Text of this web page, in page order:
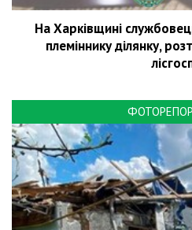
На Харківщині
племіннику ділянку,